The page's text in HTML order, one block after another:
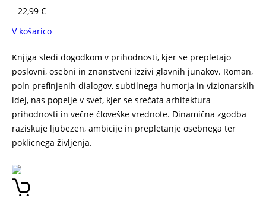
22,99 €
V košarico
Knjiga sledi dogodkom v prihodnosti, kjer se prepletajo
poslovni, osebni in znanstveni izzivi glavnih junakov. Roman,
poln prefinjenih dialogov, subtilnega humorja in vizionarskih
idej, nas popelje v svet, kjer se srečata arhitektura
prihodnosti in večne človeške vrednote. Dinamična zgodba
raziskuje ljubezen, ambicije in prepletanje osebnega ter
poklicnega življenja.